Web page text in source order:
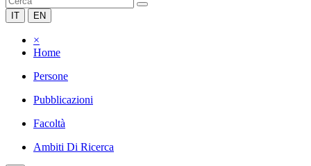
IT EN
×
Home
Persone
Pubblicazioni
Facoltà
Ambiti Di Ricerca